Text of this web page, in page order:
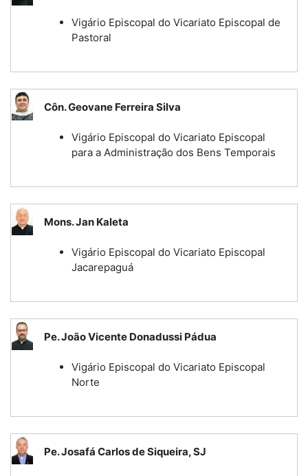
Vigário Episcopal do Vicariato Episcopal de
Pastoral
Côn. Geovane Ferreira Silva
Vigário Episcopal do Vicariato Episcopal
para a Administração dos Bens Temporais
Mons. Jan Kaleta
Vigário Episcopal do Vicariato Episcopal
Jacarepaguá
Pe. João Vicente Donadussi Pádua
Vigário Episcopal do Vicariato Episcopal
Norte
Pe. Josafá Carlos de Siqueira, SJ